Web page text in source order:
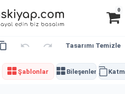
0
Tasarımı Temizle
Şablonlar Bileşenler